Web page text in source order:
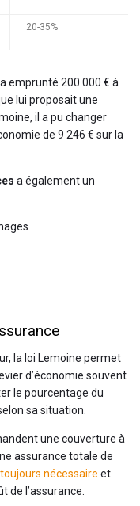
20-35%
emprunté 200 000 € à
lui proposait une
il a pu changer
de 9 246 € sur la
a également un
la loi Lemoine permet
d’économie souvent
le pourcentage du
sa situation.
une couverture à
assurance totale de
nécessaire et
l’assurance.